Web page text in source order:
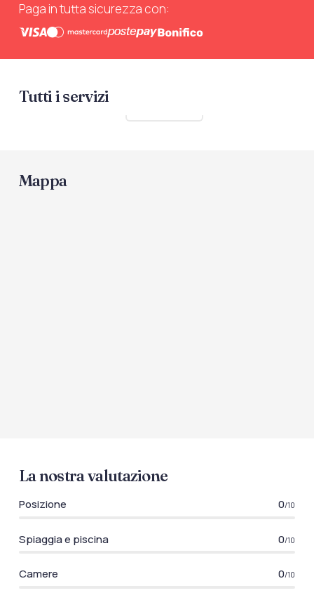
Paga in tutta sicurezza con:
Tutti i servizi
Mappa
La nostra valutazione
Posizione 0/10
Spiaggia e piscina 0/10
Camere 0/10